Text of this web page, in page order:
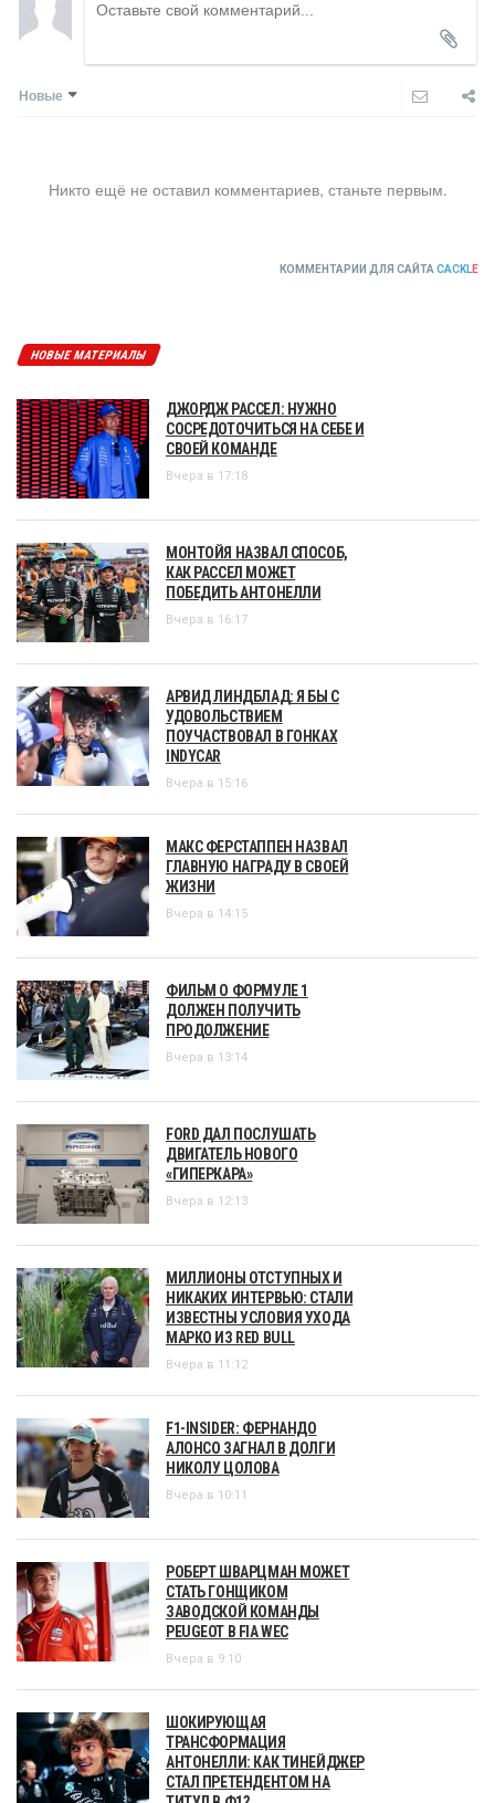
Новые
Никто ещё не оставил комментариев, станьте первым.
КОММЕНТАРИИ ДЛЯ САЙТА CACKLE
НОВЫЕ МАТЕРИАЛЫ
ДЖОРДЖ РАССЕЛ: НУЖНО
СОСРЕДОТОЧИТЬСЯ НА СЕБЕ И
СВОЕЙ КОМАНДЕ
Вчера в 17:18
МОНТОЙЯ НАЗВАЛ СПОСОБ,
КАК РАССЕЛ МОЖЕТ
ПОБЕДИТЬ АНТОНЕЛЛИ
Вчера в 16:17
АРВИД ЛИНДБЛАД: Я БЫ С
УДОВОЛЬСТВИЕМ
ПОУЧАСТВОВАЛ В ГОНКАХ
INDYCAR
Вчера в 15:16
МАКС ФЕРСТАППЕН НАЗВАЛ
ГЛАВНУЮ НАГРАДУ В СВОЕЙ
ЖИЗНИ
Вчера в 14:15
ФИЛЬМ О ФОРМУЛЕ 1
ДОЛЖЕН ПОЛУЧИТЬ
ПРОДОЛЖЕНИЕ
Вчера в 13:14
FORD ДАЛ ПОСЛУШАТЬ
ДВИГАТЕЛЬ НОВОГО
«ГИПЕРКАРА»
Вчера в 12:13
МИЛЛИОНЫ ОТСТУПНЫХ И
НИКАКИХ ИНТЕРВЬЮ: СТАЛИ
ИЗВЕСТНЫ УСЛОВИЯ УХОДА
МАРКО ИЗ RED BULL
Вчера в 11:12
F1-INSIDER: ФЕРНАНДО
АЛОНСО ЗАГНАЛ В ДОЛГИ
НИКОЛУ ЦОЛОВА
Вчера в 10:11
РОБЕРТ ШВАРЦМАН МОЖЕТ
СТАТЬ ГОНЩИКОМ
ЗАВОДСКОЙ КОМАНДЫ
PEUGEOT В FIA WEC
Вчера в 9:10
ШОКИРУЮЩАЯ
ТРАНСФОРМАЦИЯ
АНТОНЕЛЛИ: КАК ТИНЕЙДЖЕР
СТАЛ ПРЕТЕНДЕНТОМ НА